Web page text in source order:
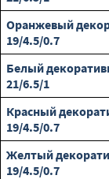
Оранжевый
19/4.5/0.7
Белый
21/6.5/1
Красный
19/4.5/0.7
Желтый
19/4.5/0.7